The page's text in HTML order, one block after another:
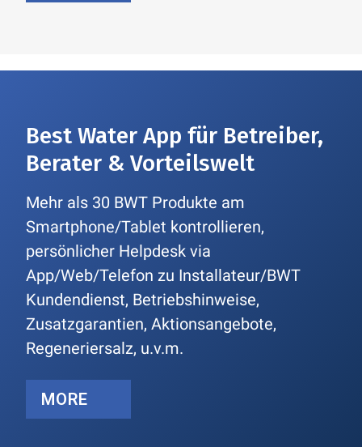
Best Water App für Betreiber,
Berater & Vorteilswelt
Mehr als 30 BWT Produkte am
Smartphone/Tablet kontrollieren,
persönlicher Helpdesk via
App/Web/Telefon zu Installateur/BWT
Kundendienst, Betriebshinweise,
Zusatzgarantien, Aktionsangebote,
Regeneriersalz, u.v.m.
MORE